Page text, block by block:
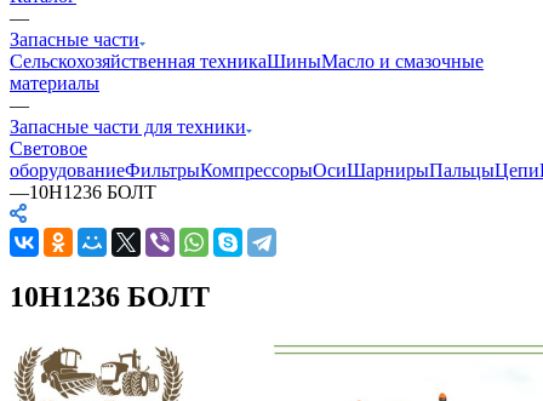
—
Запасные части
Сельскохозяйственная техникаШиныМасло и смазочные
материалы
—
Запасные части для техники
Световое
оборудованиеФильтрыКомпрессорыОсиШарнирыПальцыЦепи
—10H1236 БОЛТ
10H1236 БОЛТ